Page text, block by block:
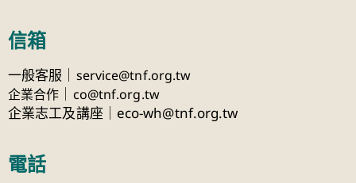
信箱
一般客服｜ service@tnf.org.tw
企業合作
co@tnf.org.tw
企業志工及講座｜eco-wh@tnf.org.tw
電話